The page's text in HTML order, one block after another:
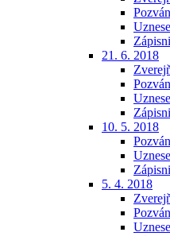
21. 6. 2018
10. 5. 2018
5. 4. 2018